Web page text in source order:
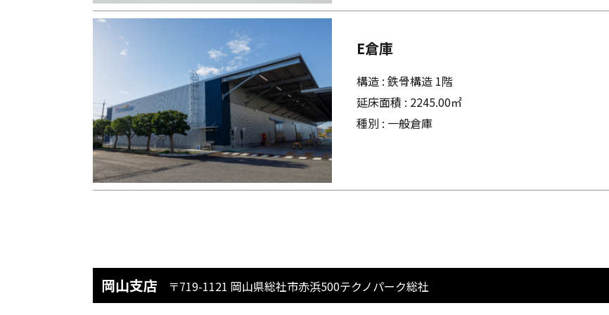
E倉庫
構造 : 鉄骨構造 1階
延床面積 : 2245.00㎡
種別 : 一般倉庫
岡山支店 〒719-1121 岡山県総社市赤浜500テクノパーク総社